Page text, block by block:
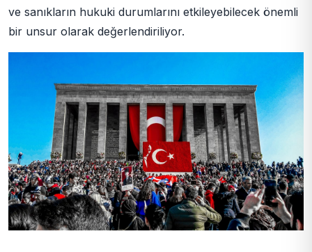
ve sanıkların hukuki durumlarını etkileyebilecek önemli
bir unsur olarak değerlendiriliyor.